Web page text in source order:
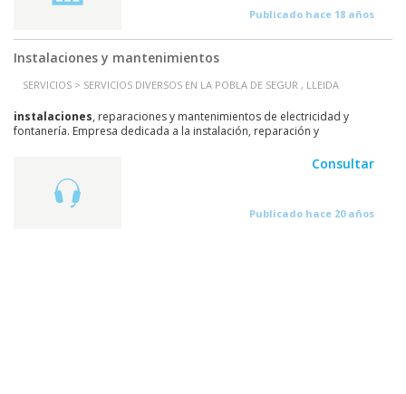
Publicado hace 18 años
Instalaciones y mantenimientos
SERVICIOS > SERVICIOS DIVERSOS EN LA POBLA DE SEGUR , LLEIDA
instalaciones, reparaciones y mantenimientos de electricidad y
fontanería. Empresa dedicada a la instalación, reparación y
Consultar
Publicado hace 20 años